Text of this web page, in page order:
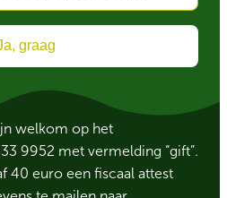
graag
welkom op het
9952 met vermelding “gift”.
40 euro een fiscaal attest